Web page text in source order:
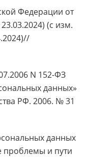
Федерации от
(с изм.
N 152-ФЗ
данных»
РФ. 2006. № 31
данных
проблемы и пути